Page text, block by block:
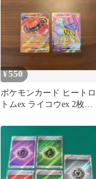
¥550
ポケモンカード ヒートロ
トムex ライコウex 2枚セ